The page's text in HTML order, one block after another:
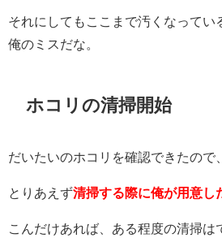
それにしてもここまで汚くなってい
俺のミスだな。
ホコリの清掃開始
だいたいのホコリを確認できたので
とりあえず清掃する際に俺が用意し
こんだけあれば、ある程度の清掃は